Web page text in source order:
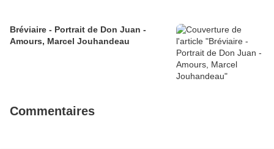
Bréviaire - Portrait de Don Juan -
Amours, Marcel Jouhandeau
Commentaires